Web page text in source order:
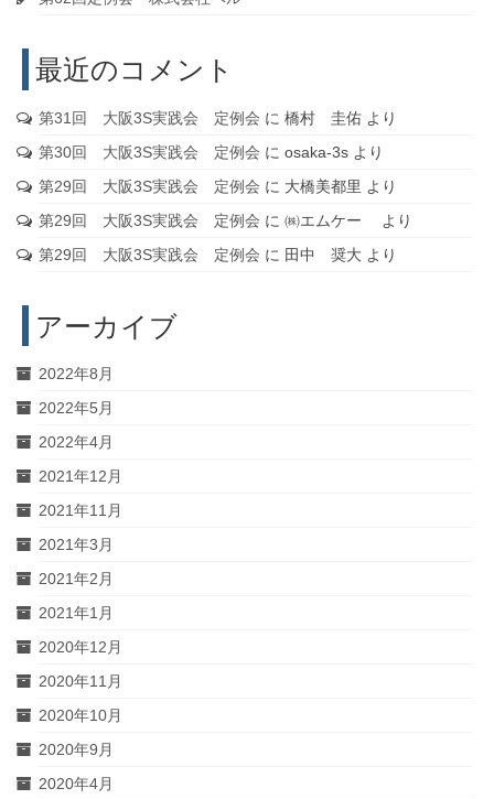
最近のコメント
第31回 大阪3S実践会 定例会 に 橋村 圭佑 より
第30回 大阪3S実践会 定例会 に osaka-3s より
第29回 大阪3S実践会 定例会 に 大橋美都里 より
第29回 大阪3S実践会 定例会 に ㈱エムケー
より
第29回 大阪3S実践会 定例会 に 田中 奨大 より
アーカイブ
2022年8月
2022年5月
2022年4月
2021年12月
2021年11月
2021年3月
2021年2月
2021年1月
2020年12月
2020年11月
2020年10月
2020年9月
2020年4月